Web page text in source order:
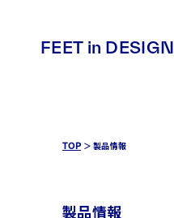
FEET in DESIGN
TOP 製品情報
製品情報